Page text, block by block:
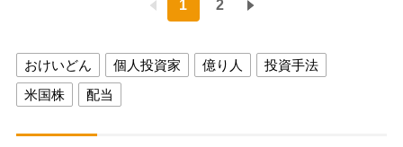
1 2
おけいどん 個人投資家 億り人
投資手法
米国株
配当